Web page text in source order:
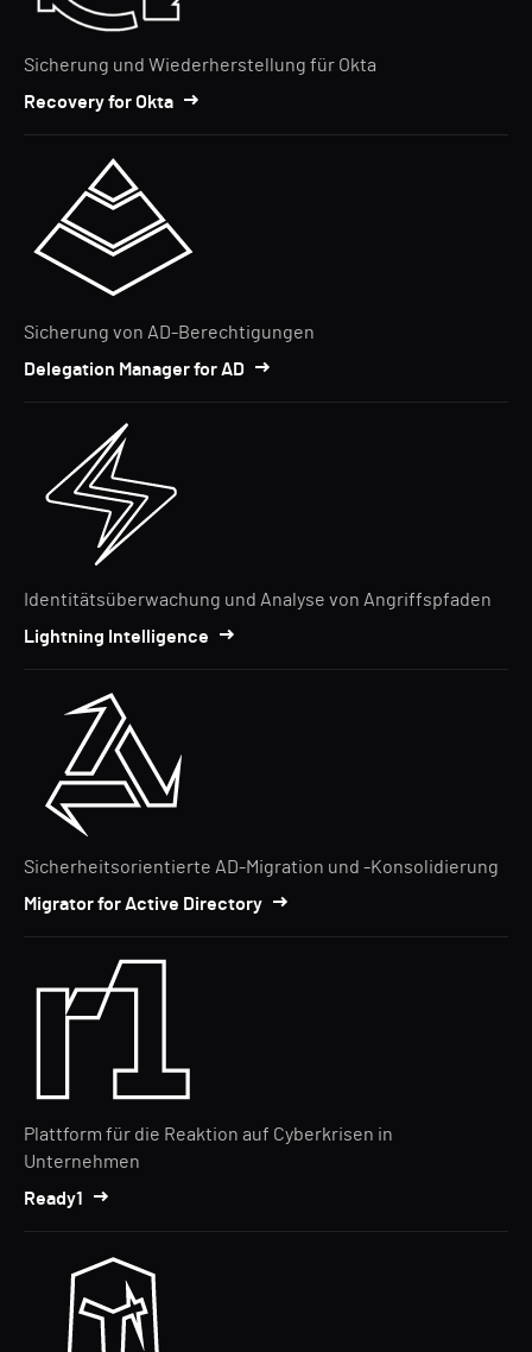
Sicherung und Wiederherstellung für Okta
Recovery for Okta
Sicherung von AD-Berechtigungen
Delegation Manager for AD
Identitätsüberwachung und Analyse von Angriffspfaden
Lightning Intelligence
Sicherheitsorientierte AD-Migration und -Konsolidierung
Migrator for Active Directory
Plattform für die Reaktion auf Cyberkrisen in
Unternehmen
Ready1